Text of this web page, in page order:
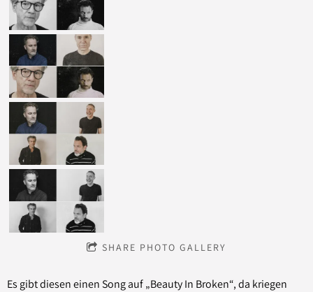
SHARE PHOTO GALLERY
Es gibt diesen einen Song auf „Beauty In Broken“, da kriegen